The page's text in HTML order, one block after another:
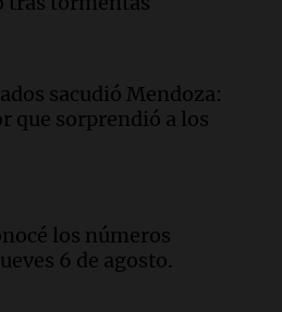
educativos
sacudió Mendoza:
que sorprendió a los
los números
6 de agosto.